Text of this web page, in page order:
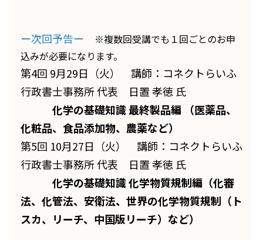
ー次回予告ー
※複数回受講でも１回ごとのお申
込みが必要になります。
第4回 9月29日（火） 講師：コネクトらいふ
行政書士事務所 代表 日置 孝徳 氏
化学の基礎知識 最終製品編 （医薬品、
化粧品、食品添加物、農薬など）
第5回 10月27日（火） 講師：コネクトらいふ
行政書士事務所 代表 日置 孝徳 氏
化学の基礎知識 化学物質規制編（化審
法、化管法、安衛法、世界の化学物質規制（ト
スカ、リーチ、中国版リーチ）など）